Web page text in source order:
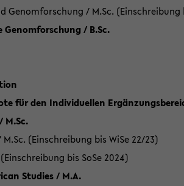
Genomforschung / M.Sc. (Einschreibung
/ B.Sc.
für den Individuellen
M.Sc.
(Einschreibung bis WiSe 22/23)
bis SoSe 2024)
Studies / M.A.